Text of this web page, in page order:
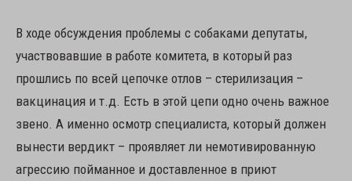
В ходе обсуждения проблемы с собаками депутаты,
участвовавшие в работе комитета, в который раз
прошлись по всей цепочке отлов – стерилизация –
вакцинация и т.д. Есть в этой цепи одно очень важное
звено. А именно осмотр специалиста, который должен
вынести вердикт – проявляет ли немотивированную
агрессию пойманное и доставленное в приют